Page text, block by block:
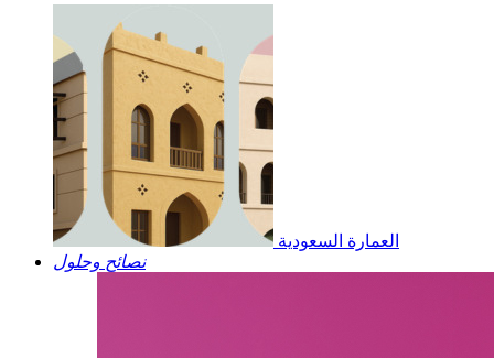
العمارة السعودية
نصائح وحلول